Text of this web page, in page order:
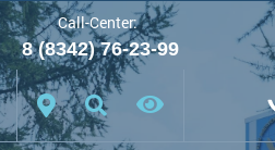
Font: A A A
Color scheme: White scheme Black
Regular site
Call-Center:
8 (8342) 76-23-99